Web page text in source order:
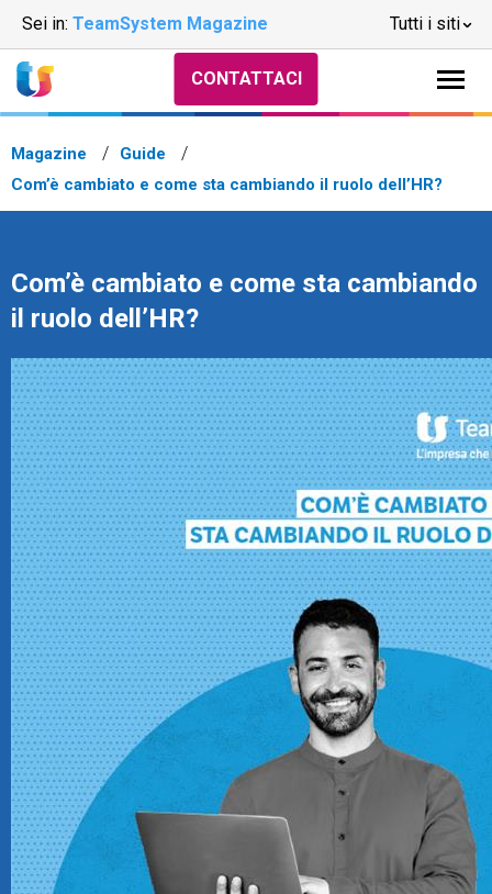
Sei in: TeamSystem Magazine Tutti i siti
CRM
Ecommerce
Email Marketing
Fatturazione
Financial Solutions
HR
CONTATTACI
Magazine
Guide
Com’è cambiato e come sta cambiando il ruolo dell’HR?
Com’è cambiato e come sta cambiando
il ruolo dell’HR?